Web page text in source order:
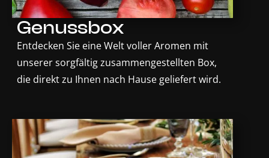
Genussbox
Entdecken Sie eine Welt voller Aromen mit
unserer sorgfältig zusammengestellten Box,
die direkt zu Ihnen nach Hause geliefert wird.